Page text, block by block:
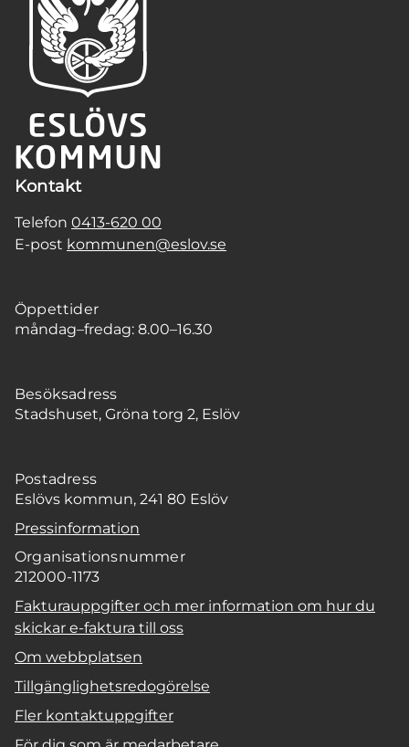
Kontakt
Telefon 0413-620 00
E-post kommunen@eslov.se
Öppettider
måndag–fredag: 8.00–16.30
Besöksadress
Stadshuset, Gröna torg 2, Eslöv
Postadress
Eslövs kommun, 241 80 Eslöv
Pressinformation
Organisationsnummer
212000-1173
Fakturauppgifter och mer information om hur du
skickar e-faktura till oss
Om webbplatsen
Tillgänglighetsredogörelse
Fler kontaktuppgifter